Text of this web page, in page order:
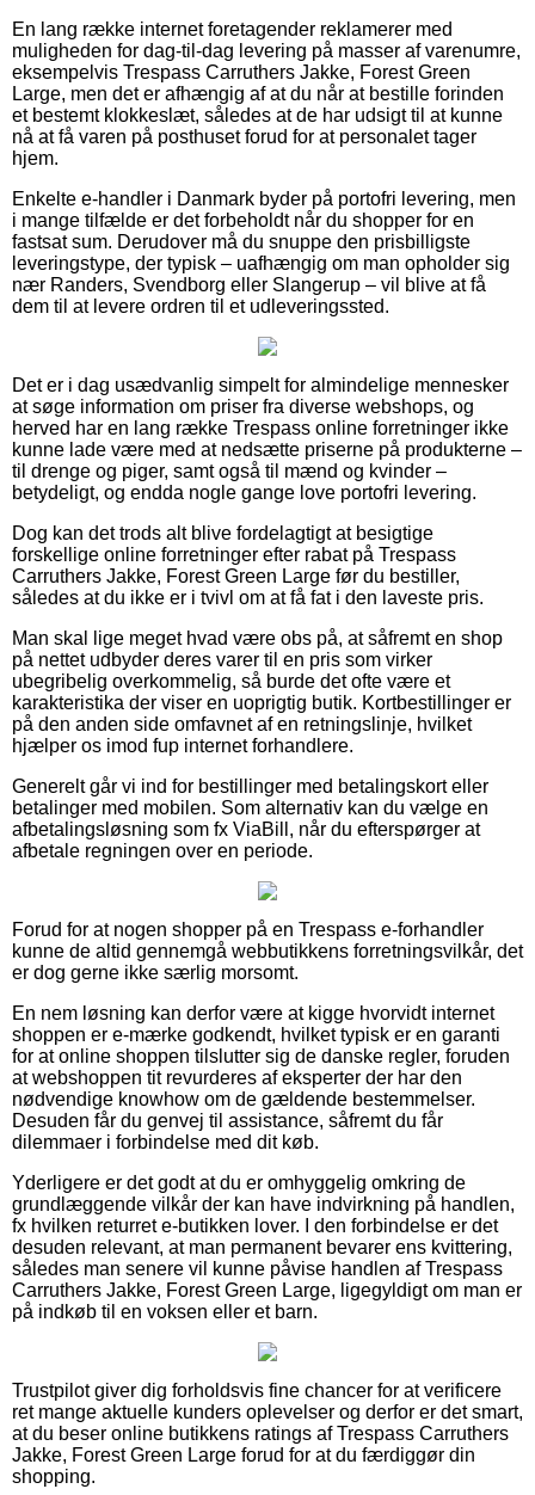
En lang række internet foretagender reklamerer med
muligheden for dag-til-dag levering på masser af varenumre,
eksempelvis Trespass Carruthers Jakke, Forest Green
Large, men det er afhængig af at du når at bestille forinden
et bestemt klokkeslæt, således at de har udsigt til at kunne
nå at få varen på posthuset forud for at personalet tager
hjem.
Enkelte e-handler i Danmark byder på portofri levering, men
i mange tilfælde er det forbeholdt når du shopper for en
fastsat sum. Derudover må du snuppe den prisbilligste
leveringstype, der typisk – uafhængig om man opholder sig
nær Randers, Svendborg eller Slangerup – vil blive at få
dem til at levere ordren til et udleveringssted.
Det er i dag usædvanlig simpelt for almindelige mennesker
at søge information om priser fra diverse webshops, og
herved har en lang række Trespass online forretninger ikke
kunne lade være med at nedsætte priserne på produkterne –
til drenge og piger, samt også til mænd og kvinder –
betydeligt, og endda nogle gange love portofri levering.
Dog kan det trods alt blive fordelagtigt at besigtige
forskellige online forretninger efter rabat på Trespass
Carruthers Jakke, Forest Green Large før du bestiller,
således at du ikke er i tvivl om at få fat i den laveste pris.
Man skal lige meget hvad være obs på, at såfremt en shop
på nettet udbyder deres varer til en pris som virker
ubegribelig overkommelig, så burde det ofte være et
karakteristika der viser en uoprigtig butik. Kortbestillinger er
på den anden side omfavnet af en retningslinje, hvilket
hjælper os imod fup internet forhandlere.
Generelt går vi ind for bestillinger med betalingskort eller
betalinger med mobilen. Som alternativ kan du vælge en
afbetalingsløsning som fx ViaBill, når du efterspørger at
afbetale regningen over en periode.
Forud for at nogen shopper på en Trespass e-forhandler
kunne de altid gennemgå webbutikkens forretningsvilkår, det
er dog gerne ikke særlig morsomt.
En nem løsning kan derfor være at kigge hvorvidt internet
shoppen er e-mærke godkendt, hvilket typisk er en garanti
for at online shoppen tilslutter sig de danske regler, foruden
at webshoppen tit revurderes af eksperter der har den
nødvendige knowhow om de gældende bestemmelser.
Desuden får du genvej til assistance, såfremt du får
dilemmaer i forbindelse med dit køb.
Yderligere er det godt at du er omhyggelig omkring de
grundlæggende vilkår der kan have indvirkning på handlen,
fx hvilken returret e-butikken lover. I den forbindelse er det
desuden relevant, at man permanent bevarer ens kvittering,
således man senere vil kunne påvise handlen af Trespass
Carruthers Jakke, Forest Green Large, ligegyldigt om man er
på indkøb til en voksen eller et barn.
Trustpilot giver dig forholdsvis fine chancer for at verificere
ret mange aktuelle kunders oplevelser og derfor er det smart,
at du beser online butikkens ratings af Trespass Carruthers
Jakke, Forest Green Large forud for at du færdiggør din
shopping.